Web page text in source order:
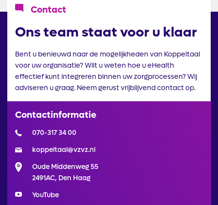
IcoonContact
Ons team staat voor u klaar
Bent u benieuwd naar de mogelijkheden van Koppeltaal
voor uw organisatie? Wilt u weten hoe u eHealth
effectief kunt integreren binnen uw zorgprocessen? Wij
adviseren u graag. Neem gerust vrijblijvend contact op.
Contactinformatie
070-317 34 00
koppeltaal@vzvz.nl
Oude Middenweg 55
2491AC, Den Haag
YouTube